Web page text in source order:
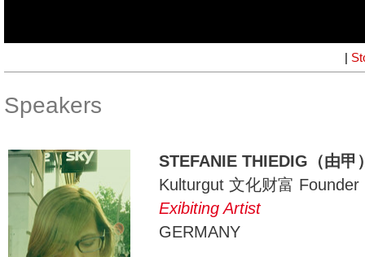
|
Speakers
STEFANIE THIEDIG（由甲
Kulturgut 文化财富 Founder
Exibiting Artist
GERMANY